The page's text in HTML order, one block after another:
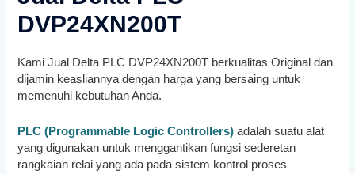
DVP24XN200T
Kami Jual Delta PLC DVP24XN200T berkualitas Original dan
dijamin keasliannya dengan harga yang bersaing untuk
memenuhi kebutuhan Anda.
PLC (Programmable Logic Controllers) adalah suatu alat
yang digunakan untuk menggantikan fungsi sederetan
rangkaian relai yang ada pada sistem kontrol proses